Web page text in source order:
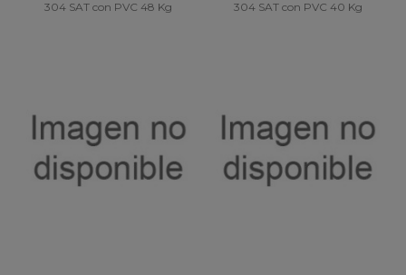
304 SAT con PVC 48 Kg
304 SAT con PVC 40 Kg